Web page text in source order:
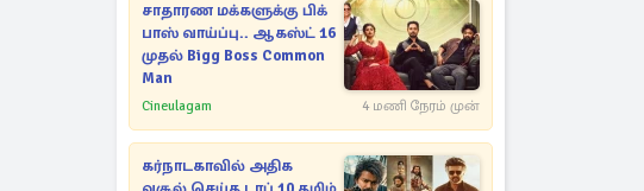
சாதாரண மக்களுக்கு பிக்
பாஸ் வாய்ப்பு.. ஆகஸ்ட் 16
முதல் Bigg Boss Common
Man
Cineulagam 4 மணி நேரம் முன்
கர்நாடகாவில் அதிக